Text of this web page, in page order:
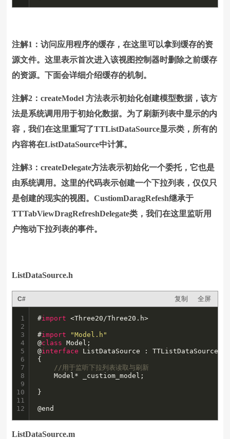
注解1：访问应用程序的缓存，在这里可以拿到缓存的资
源文件。这里表示首次进入该视图控制器时删除之前缓存
的资源。下面会详细介绍缓存的机制。
注解2：createModel 方法表示初始化创建模型数据，该方
法是系统调用用于初始化数据。为了刷新列表中显示的内
容，我们在这里重写了TTListDataSource显示类，所有的
内容将在ListDataSource中计算。
注解3：createDelegate方法表示初始化一个委托，它也是
由系统调用。这里的代码表示创建一个下拉列表，仅仅只
是创建的现实的视图。CustiomDaragRefesh继承于
TTTabViewDragRefreshDelegate类，我们在这里监听用
户拖动下拉列表的事件。
ListDataSource.h
C# 复制 全屏
1
2
3
4
5
6
7
8
9
10
11
12
#import <Three20/Three20.h>
#import
"Model.h"
@class Model;
@interface ListDataSource : TTListDataSource
{
//用于监听下拉列表读取与刷新
    Model* _custiom_model;
}
@end
ListDataSource.m